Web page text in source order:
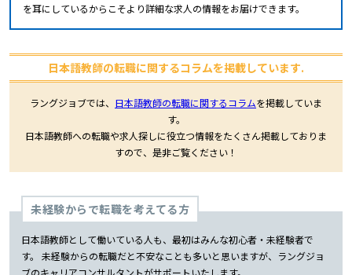
を耳にしているからこそより詳細な求人の情報をお届けできます。
日本語教師の転職に関するコラムを掲載しています.
ラングジョブでは、 日本語教師の転職に関するコラムを掲載していま
す。
日本語教師への転職や求人探しに役立つ情報をたくさん掲載しておりま
すので、是非ご覧ください！
未経験からで転職を考えてる方
日本語教師として働いている人も、最初はみんな初心者・未経験者で
す。 未経験からの転職だと不安なことも多いと思いますが、ラングジョ
ブのキャリアコンサルタントがサポートいたします。